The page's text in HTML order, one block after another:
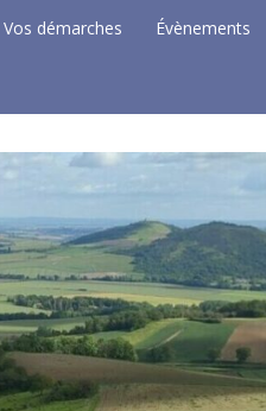
Vos démarches Évènements